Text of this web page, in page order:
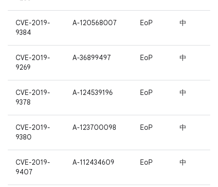
CVE-2019-
9384
A-120568007 EoP 中
CVE-2019-
9269
A-36899497 EoP 中
CVE-2019-
9378
A-124539196 EoP 中
CVE-2019-
9380
A-123700098 EoP 中
CVE-2019-
9407
A-112434609 EoP 中